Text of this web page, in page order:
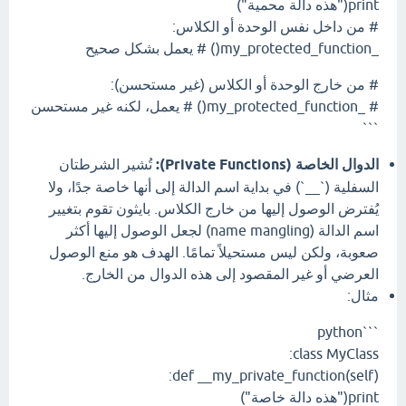
print("هذه دالة محمية")
# من داخل نفس الوحدة أو الكلاس:
# من خارج الوحدة أو الكلاس (غير مستحسن):
# _my_protected_function() # يعمل، لكنه غير مستحسن
```
الدوال الخاصة (Private Functions):
تُشير الشرطتان
السفلية (`__`) في بداية اسم الدالة إلى أنها خاصة جدًا، ولا
يُفترض الوصول إليها من خارج الكلاس. بايثون تقوم بتغيير
اسم الدالة (name mangling) لجعل الوصول إليها أكثر
صعوبة، ولكن ليس مستحيلاً تمامًا. الهدف هو منع الوصول
العرضي أو غير المقصود إلى هذه الدوال من الخارج.
مثال:
```python
class MyClass:
def __my_private_function(self):
print("هذه دالة خاصة")